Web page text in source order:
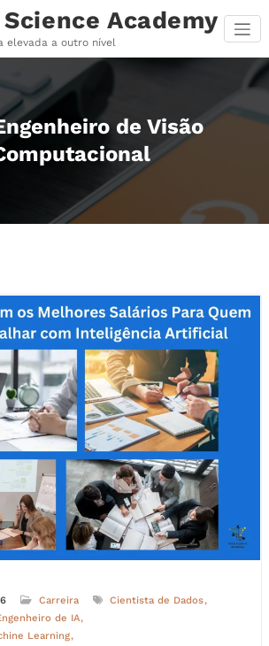
Academy
elevada a outro nível
de Visão
Carreira
Cientista de Dados
de IA
Learning